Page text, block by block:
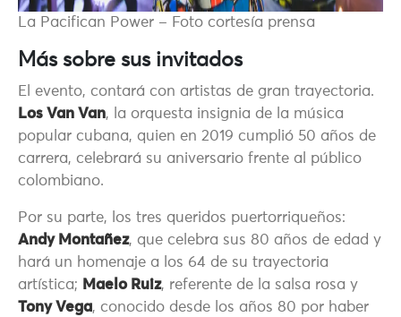
La Pacifican Power – Foto cortesía prensa
Más sobre sus invitados
El evento, contará con artistas de gran trayectoria.
Los Van Van, la orquesta insignia de la música
popular cubana, quien en 2019 cumplió 50 años de
carrera, celebrará su aniversario frente al público
colombiano.
Por su parte, los tres queridos puertorriqueños:
Andy Montañez, que celebra sus 80 años de edad y
hará un homenaje a los 64 de su trayectoria
artística; Maelo Ruiz, referente de la salsa rosa y
Tony Vega, conocido desde los años 80 por haber